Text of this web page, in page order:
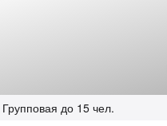
Групповая до 15 чел.